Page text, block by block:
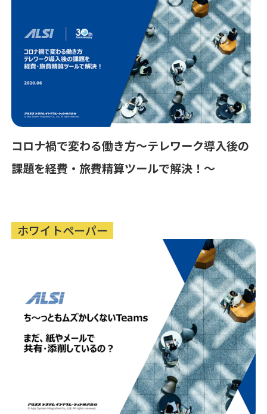
コロナ禍で変わる働き方～テレワーク導入後の
課題を経費・旅費精算ツールで解決！～
ホワイトペーパー